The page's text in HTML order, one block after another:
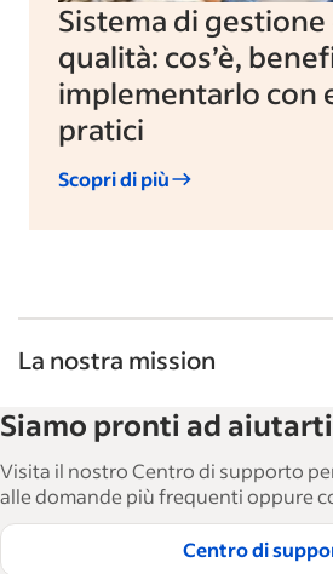
Sistema di gestione
qualità: cos’è,
implementarlo con
pratici
Scopri di più
La nostra mission
pensata per aiutare le aziende a
gestire la propria forza lavoro.
15.000 articoli in 6 lingue,
strategici, procedure e best
aziende ad assumere e
Siamo pronti ad aiutarti
Visita il nostro Centro di supporto
alle domande più frequenti oppure
Centro di